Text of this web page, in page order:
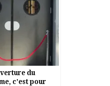
du
c’est pour